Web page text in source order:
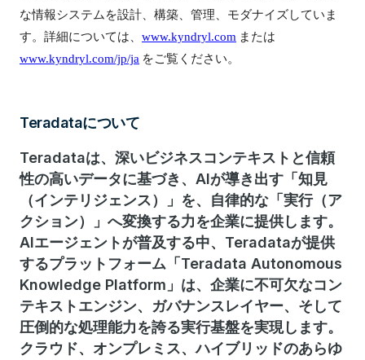
な情報システムを設計、構築、管理、モダナイズしていま
す。詳細については、 www.kyndryl.com または
www.kyndryl.com/jp/ja をご覧ください。
Teradataについて
Teradataは、深いビジネスコンテキストと信頼
性の高いデータに基づき、AIが導き出す「知見
（インテリジェンス）」を、自律的な「実行（ア
クション）」へ変換する力を企業に提供します。
AIエージェントが普及する中、Teradataが提供
するプラットフォーム「Teradata Autonomous
Knowledge Platform」は、企業に不可欠なコン
テキストエンジン、ガバナンスレイヤー、そして
圧倒的な処理能力を誇る実行基盤を実現します。
クラウド、オンプレミス、ハイブリッドのあらゆ